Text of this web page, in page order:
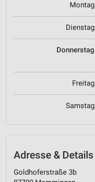
Montag
Dienstag
Donnerstag
Freitag
Samstag
Adresse & Details
Goldhoferstraße 3b